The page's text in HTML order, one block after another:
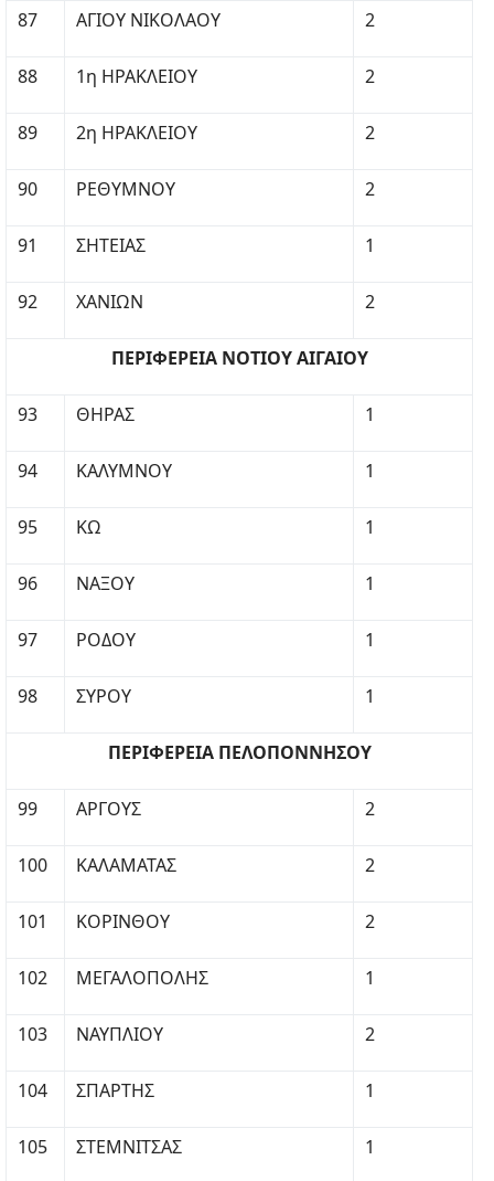
87 ΑΓΙΟΥ ΝΙΚΟΛΑΟΥ 2
88 1η ΗΡΑΚΛΕΙΟΥ 2
89 2η ΗΡΑΚΛΕΙΟΥ 2
90 ΡΕΘΥΜΝΟΥ 2
91 ΣΗΤΕΙΑΣ 1
92 ΧΑΝΙΩΝ 2
ΠΕΡΙΦΕΡΕΙΑ ΝΟΤΙΟΥ ΑΙΓΑΙΟΥ
93 ΘΗΡΑΣ 1
94 ΚΑΛΥΜΝΟΥ 1
95 ΚΩ 1
96 ΝΑΞΟΥ 1
97 ΡΟΔΟΥ 1
98 ΣΥΡΟΥ 1
ΠΕΡΙΦΕΡΕΙΑ ΠΕΛΟΠΟΝΝΗΣΟΥ
99 ΑΡΓΟΥΣ 2
100 ΚΑΛΑΜΑΤΑΣ 2
101 ΚΟΡΙΝΘΟΥ 2
102 ΜΕΓΑΛΟΠΟΛΗΣ 1
103 ΝΑΥΠΛΙΟΥ 2
104 ΣΠΑΡΤΗΣ 1
105 ΣΤΕΜΝΙΤΣΑΣ 1